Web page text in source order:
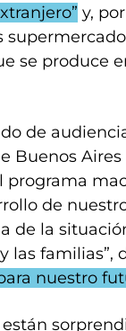
y,
se produce
de
Buenos
programa
de
de la
las familias”,
nuestro